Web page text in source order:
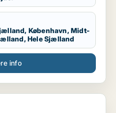
København, Midt-
Hele Sjælland
info
/